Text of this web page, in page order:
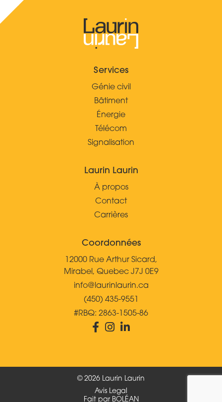
Services
Génie civil
Bâtiment
Énergie
Télécom
Signalisation
Laurin Laurin
À propos
Contact
Carrières
Coordonnées
12000 Rue Arthur Sicard,
Mirabel, Quebec J7J 0E9
info@laurinlaurin.ca
(450) 435-9551
#RBQ: 2863-1505-86
© 2026 Laurin Laurin
Avis Legal
Fait par BOLÉAN